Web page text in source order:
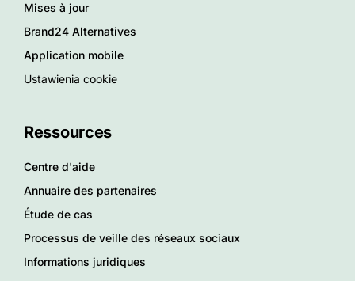
Mises à jour
Brand24 Alternatives
Application mobile
Ustawienia cookie
Ressources
Centre d'aide
Annuaire des partenaires
Étude de cas
Processus de veille des réseaux sociaux
Informations juridiques